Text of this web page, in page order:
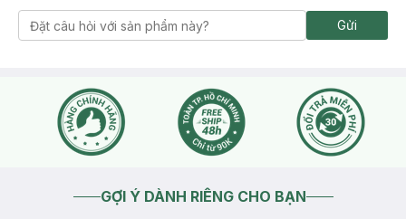
Gửi
GỢI Ý DÀNH RIÊNG CHO BẠN